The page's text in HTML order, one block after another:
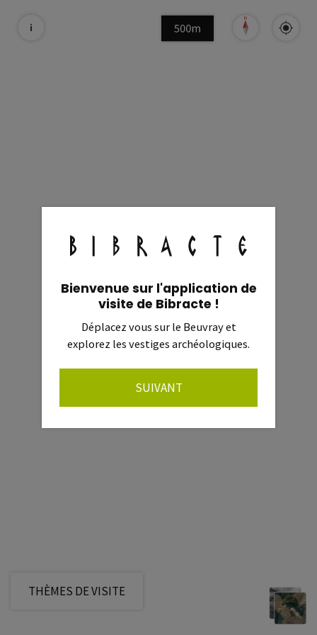
THÈMES DE VISITE
Bienvenue sur l'application de
visite de Bibracte !
Déplacez vous sur le Beuvray et
explorez les vestiges archéologiques.
SUIVANT